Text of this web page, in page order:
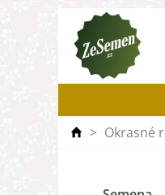
> Okrasné